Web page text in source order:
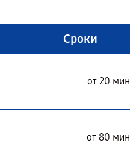
Сроки
от 20 мин
от 80 мин